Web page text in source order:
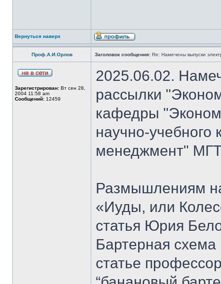
Вернуться наверх
Проф.А.И.Орлов Заголовок сообщения: Re: Намечены выпуски
Зарегистрирован: Вт сен 28,
2004 11:58 am
Сообщений: 12459
2025.06.02.
рассылки
кафедры
научно-
менеджмент"
Размышлениям
«Иуды, или
статья Юрия
Бартерная схема
статье